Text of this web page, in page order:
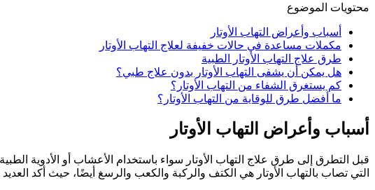
محتويات الموضوع
أسباب وأعراض التهاب الأوتار
مكملات مساعدة في حالات خفيفة لعلاج التهاب الأوتار
طرق علاج التهاب الأوتار الطبية
هل يمكن أن يشفى التهاب الأوتار بدون علاج طبي؟
كم يستغرق الشفاء من التهاب الأوتار؟
ما أفضل طرق للوقاية من التهاب الأوتار؟
أسباب وأعراض التهاب الأوتار
قبل التطرق إلى طرق علاج التهاب الأوتار سواء باستخدام الأعشاب أو الأدوية
التي تصاب بالتهاب الأوتار هي الكتف والركبة والكعب والرسغ أيضًا، حيث أكد